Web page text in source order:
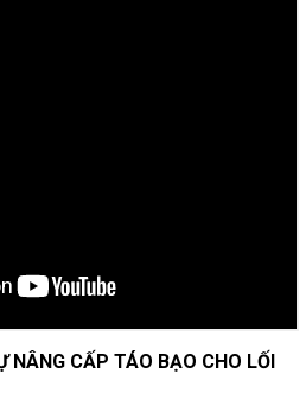
NÂNG CẤP TÁO BẠO CHO LỐI